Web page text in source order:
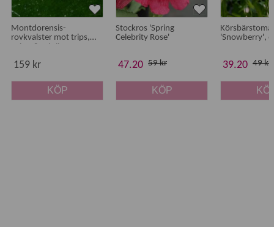
Montdorensis-
rovkvalster mot trips,
159 kr
KÖP
Stockros 'Spring
Celebrity Rose'
47.20 59 kr
KÖP
'Snowberry',
39.20 49 kr